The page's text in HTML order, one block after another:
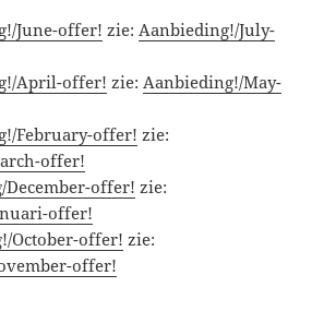
June-offer! zie: Aanbieding!/July-
April-offer! zie: Aanbieding!/May-
February-offer! zie:
offer!
December-offer! zie:
offer!
October-offer! zie:
offer!